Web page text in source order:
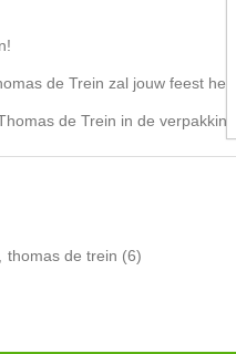
de Trein zal jouw feest
de Trein in de
thomas de trein (6)